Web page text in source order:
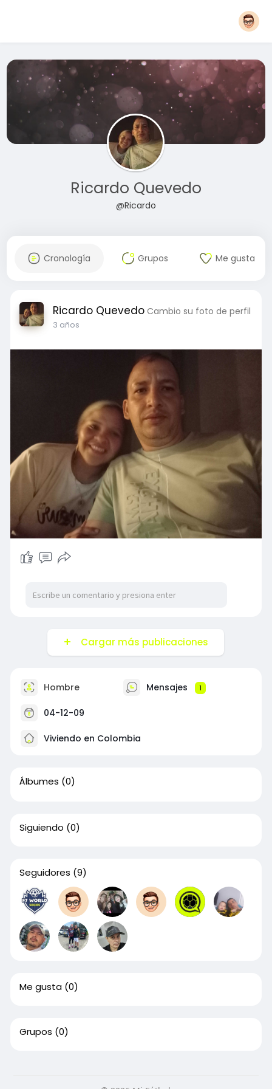
Ricardo Quevedo
@Ricardo
Cronología Grupos Me gusta
Ricardo Quevedo Cambio su foto de perfil
3 años
Cargar más publicaciones
Hombre Mensajes 1
04-12-09
Viviendo en Colombia
Álbumes (0)
Siguiendo (0)
Seguidores (9)
Me gusta (0)
Grupos (0)